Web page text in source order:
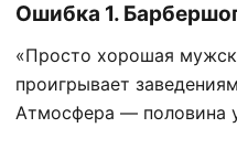
Ошибка 1.
«Просто хорошая
проигрывает
Атмосфера — половина